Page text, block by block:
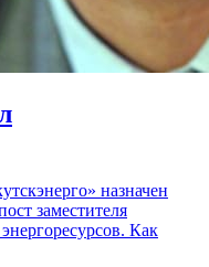
назначен
заместителя
Как